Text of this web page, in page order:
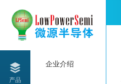
产品
企业介绍